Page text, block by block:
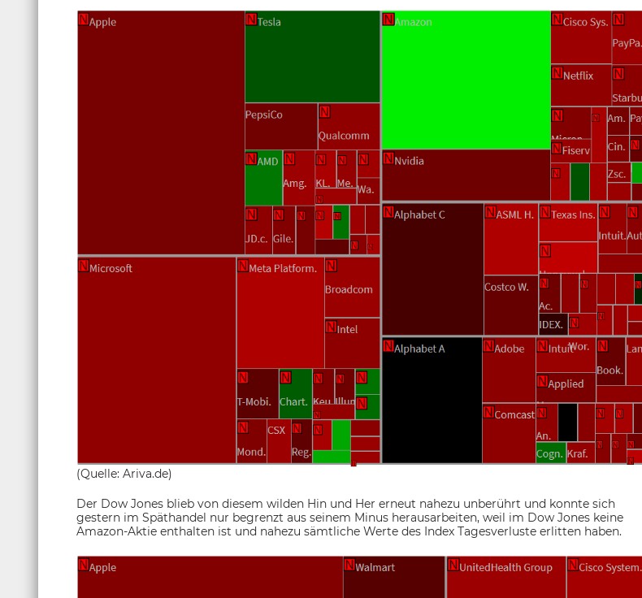
(Quelle: Ariva.de)
Der Dow Jones blieb von diesem wilden Hin und Her erneut nahezu unberührt und konnte sich
gestern im Späthandel nur begrenzt aus seinem Minus herausarbeiten, weil im Dow Jones keine
Amazon-Aktie enthalten ist und nahezu sämtliche Werte des Index Tagesverluste erlitten haben.